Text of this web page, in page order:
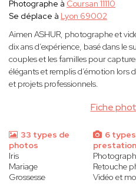
Fiche
Photographe à Coursan 11110
Se déplace à Lyon 69002
Aimen ASHUR, photographe et
dix ans d’expérience, basé dans le
couples et les familles pour
élégants et remplis d’émotion lors
et projets professionnels.
33 types de
photos
Iris
Mariage
Grossesse
6
Retouche
Vidéo et